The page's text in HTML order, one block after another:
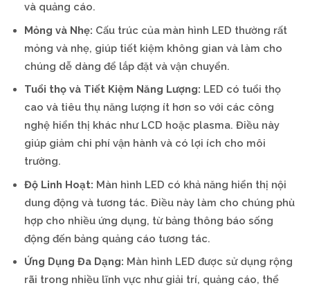
và quảng cáo.
Mỏng và Nhẹ: Cấu trúc của màn hình LED thường rất
mỏng và nhẹ, giúp tiết kiệm không gian và làm cho
chúng dễ dàng để lắp đặt và vận chuyển.
Tuổi thọ và Tiết Kiệm Năng Lượng: LED có tuổi thọ
cao và tiêu thụ năng lượng ít hơn so với các công
nghệ hiển thị khác như LCD hoặc plasma. Điều này
giúp giảm chi phí vận hành và có lợi ích cho môi
trường.
Độ Linh Hoạt: Màn hình LED có khả năng hiển thị nội
dung động và tương tác. Điều này làm cho chúng phù
hợp cho nhiều ứng dụng, từ bảng thông báo sống
động đến bảng quảng cáo tương tác.
Ứng Dụng Đa Dạng: Màn hình LED được sử dụng rộng
rãi trong nhiều lĩnh vực như giải trí, quảng cáo, thể